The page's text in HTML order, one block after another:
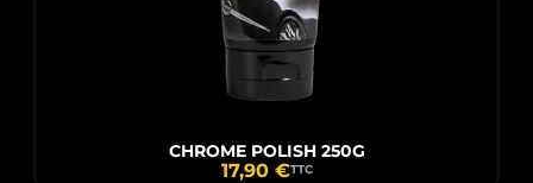
CHROME POLISH 250G
17,90 €TTC